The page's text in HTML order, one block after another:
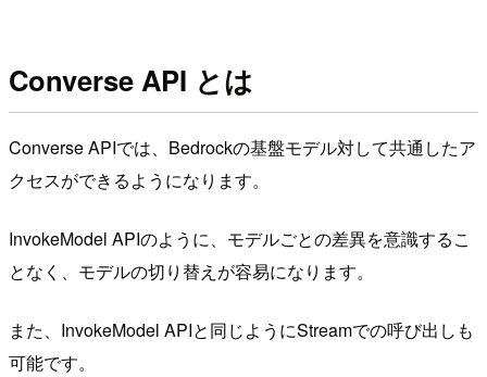
Converse API とは
Converse APIでは、Bedrockの基盤モデル対して共通したア
クセスができるようになります。
InvokeModel APIのように、モデルごとの差異を意識するこ
となく、モデルの切り替えが容易になります。
また、InvokeModel APIと同じようにStreamでの呼び出しも
可能です。